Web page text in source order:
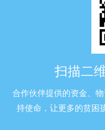
扫描二
合作伙伴提供的资金、
持使命，让更多的贫困